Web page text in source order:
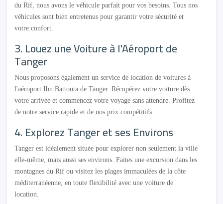
du Rif, nous avons le véhicule parfait pour vos besoins. Tous nos
véhicules sont bien entretenus pour garantir votre sécurité et
votre confort.
3. Louez une Voiture à l'Aéroport de
Tanger
Nous proposons également un service de location de voitures à
l'aéroport Ibn Battouta de Tanger. Récupérez votre voiture dès
votre arrivée et commencez votre voyage sans attendre. Profitez
de notre service rapide et de nos prix compétitifs.
4. Explorez Tanger et ses Environs
Tanger est idéalement située pour explorer non seulement la ville
elle-même, mais aussi ses environs. Faites une excursion dans les
montagnes du Rif ou visitez les plages immaculées de la côte
méditerranéenne, en toute flexibilité avec une voiture de
location.